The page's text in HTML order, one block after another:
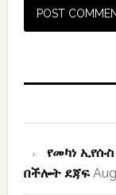
የመካነ
በችሎት ደጃፍ